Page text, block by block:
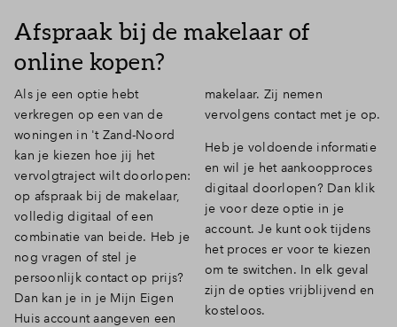
Afspraak bij de makelaar of
online kopen?
Als je een optie hebt
verkregen op een van de
woningen in 't Zand-Noord
kan je kiezen hoe jij het
vervolgtraject wilt doorlopen:
op afspraak bij de makelaar,
volledig digitaal of een
combinatie van beide. Heb je
nog vragen of stel je
persoonlijk contact op prijs?
Dan kan je in je Mijn Eigen
Huis account aangeven een
makelaar. Zij nemen
vervolgens contact met je op.
Heb je voldoende informatie
en wil je het aankoopproces
digitaal doorlopen? Dan klik
je voor deze optie in je
account. Je kunt ook tijdens
het proces er voor te kiezen
om te switchen. In elk geval
zijn de opties vrijblijvend en
kosteloos.